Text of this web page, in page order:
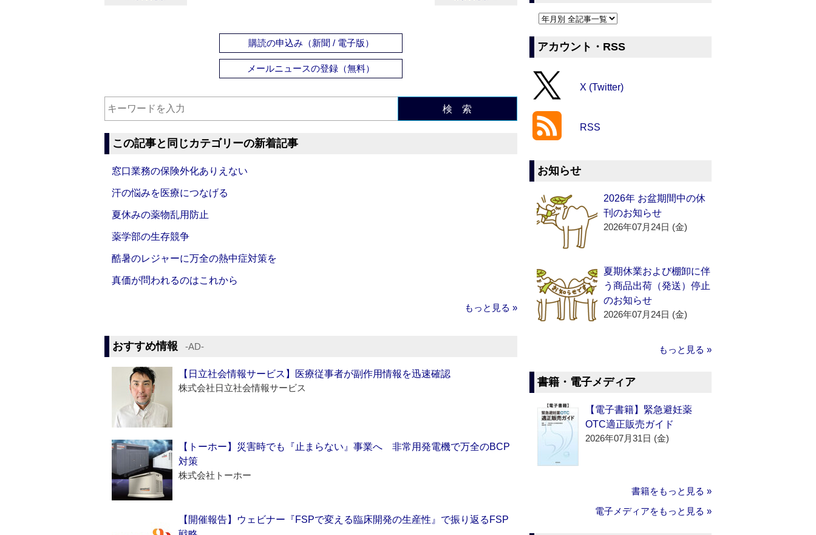
購読の申込み（新聞 / 電子版）
メールニュースの登録（無料）
検 索
この記事と同じカテゴリーの新着記事
窓口業務の保険外化ありえない
汗の悩みを医療につなげる
夏休みの薬物乱用防止
薬学部の生存競争
酷暑のレジャーに万全の熱中症対策を
真価が問われるのはこれから
もっと見る »
おすすめ情報 ‐AD‐
【日立社会情報サービス】医療従事者が副作用情報を迅速確認
株式会社日立社会情報サービス
【トーホー】災害時でも『止まらない』事業へ 非常用発電機で万全のBCP
対策
株式会社トーホー
【開催報告】ウェビナー『FSPで変える臨床開発の生産性』で振り返るFSP
アカウント・RSS
X (Twitter)
RSS
お知らせ
2026年 お盆期間中の休
刊のお知らせ
2026年07月24日 (金)
夏期休業および棚卸に伴
う商品出荷（発送）停止
のお知らせ
2026年07月24日 (金)
もっと見る »
書籍・電子メディア
【電子書籍】緊急避妊薬
OTC適正販売ガイド
2026年07月31日 (金)
書籍をもっと見る »
電子メディアをもっと見る »